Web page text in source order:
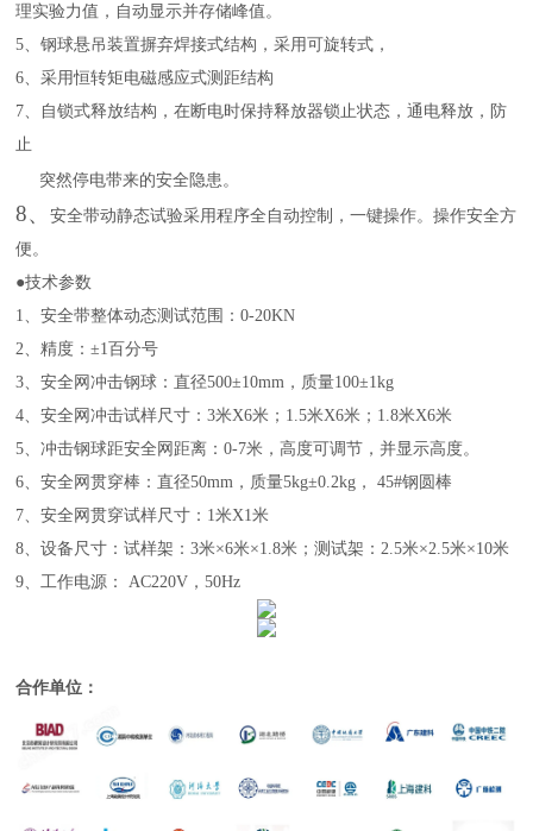
理实验力值，自动显示并存储峰值。
5、钢球悬吊装置摒弃焊接式结构，采用可旋转式，
6、采用恒转矩电磁感应式测距结构
7、自锁式释放结构，在断电时保持释放器锁止状态，通电释放，防
止
突然停电带来的安全隐患。
8、安全带动静态试验采用程序全自动控制，一键操作。操作安全方
便。
●技术参数
1、安全带整体动态测试范围：0-20KN
2、精度：±1百分号
3、安全网冲击钢球：直径500±10mm，质量100±1kg
4、安全网冲击试样尺寸：3米X6米；1.5米X6米；1.8米X6米
5、冲击钢球距安全网距离：0-7米，高度可调节，并显示高度。
6、安全网贯穿棒：直径50mm，质量5kg±0.2kg， 45#钢圆棒
7、安全网贯穿试样尺寸：1米X1米
8、设备尺寸：试样架：3米×6米×1.8米；测试架：2.5米×2.5米×10米
9、工作电源： AC220V，50Hz
合作单位：